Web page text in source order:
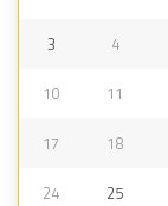
3 4
10 11
17 18
24 25